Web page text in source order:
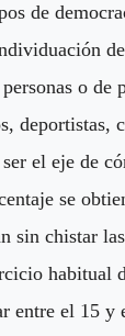
de
o de
deportistas,
el eje de
se
sin chistar
habitual
entre el 15 y